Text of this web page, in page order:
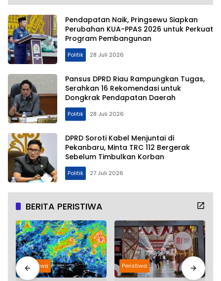
Ini Manfaat dan
Panduan
Pemupukannya
Pendapatan Naik, Pringsewu Siapkan
Perubahan KUA-PPAS 2026 untuk Perkuat
Program Pembangunan
Politik 28 Juli 2026
Pansus DPRD Riau Rampungkan Tugas,
Serahkan 16 Rekomendasi untuk
Dongkrak Pendapatan Daerah
Politik 28 Juli 2026
DPRD Soroti Kabel Menjuntai di
Pekanbaru, Minta TRC 112 Bergerak
Sebelum Timbulkan Korban
Politik 27 Juli 2026
BERITA PERISTIWA
Peristiwa Peristiwa